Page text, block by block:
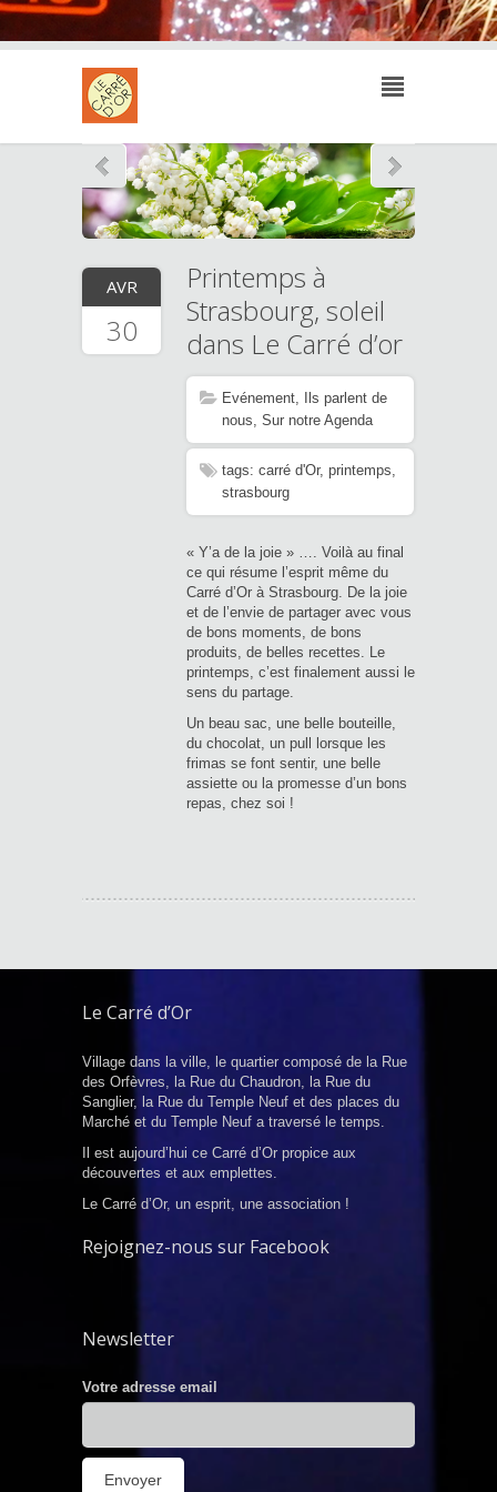
AVR
30
Printemps à
Strasbourg, soleil
dans Le Carré d’or
Evénement,
Ils parlent de
nous, Sur notre Agenda
tags: carré d'Or, printemps,
strasbourg
« Y’a de la joie » …. Voilà au final
ce qui résume l’esprit même du
Carré d’Or à Strasbourg. De la joie
et de l’envie de partager avec vous
de bons moments, de bons
produits, de belles recettes. Le
printemps, c’est finalement aussi le
sens du partage.
Un beau sac, une belle bouteille,
du chocolat, un pull lorsque les
frimas se font sentir, une belle
assiette ou la promesse d’un bons
repas, chez soi !
Le Carré d’Or
Village dans la ville, le quartier composé de la Rue
des Orfèvres, la Rue du Chaudron, la Rue du
Sanglier, la Rue du Temple Neuf et des places du
Marché et du Temple Neuf a traversé le temps.
Il est aujourd’hui ce Carré d’Or propice aux
découvertes et aux emplettes.
Le Carré d’Or, un esprit, une association !
Rejoignez-nous sur Facebook
Newsletter
Votre adresse email